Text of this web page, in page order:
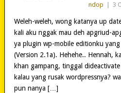
ndop 3
Weleh-weleh, wong katanya up
kali aku nggak mau deh apgriud-
ya plugin wp-mobile editionku yang
(Version 2.1a). Hehehe.. Hennah,
khan gampang, tinggal
kalau yang rusak wordpressnya?
pun nanya […]